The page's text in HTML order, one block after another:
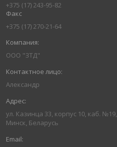
+375 (17) 243-95-82
Факс
+375 (17) 270-21-64
ООО "ЗТД"
Александр
ул. Казинца 33, корпус 10, каб. №19,
Минск, Беларусь